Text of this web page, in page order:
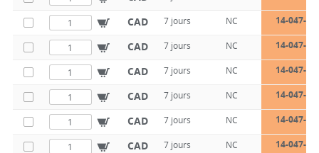
CAD 7 jours NC 14-047-
CAD 7 jours NC 14-047-
CAD 7 jours NC 14-047-
CAD 7 jours NC 14-047-
CAD 7 jours NC 14-047-
CAD 7 jours NC 14-047-